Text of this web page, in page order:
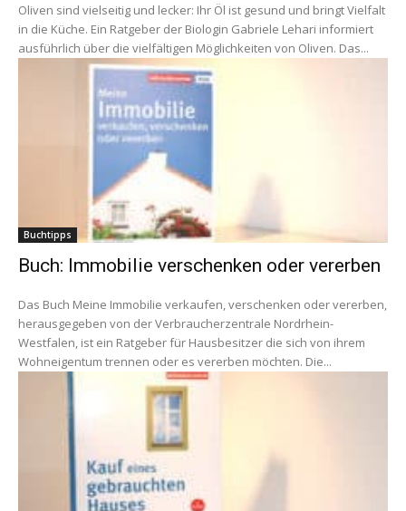
Oliven sind vielseitig und lecker: Ihr Öl ist gesund und bringt Vielfalt
in die Küche. Ein Ratgeber der Biologin Gabriele Lehari informiert
ausführlich über die vielfältigen Möglichkeiten von Oliven. Das...
Buchtipps
Buch: Immobilie verschenken oder vererben
Das Buch Meine Immobilie verkaufen, verschenken oder vererben,
herausgegeben von der Verbraucherzentrale Nordrhein-
Westfalen, ist ein Ratgeber für Hausbesitzer die sich von ihrem
Wohneigentum trennen oder es vererben möchten. Die...